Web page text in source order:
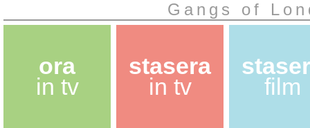
Gangs of
ora
in tv
stasera
in tv
film